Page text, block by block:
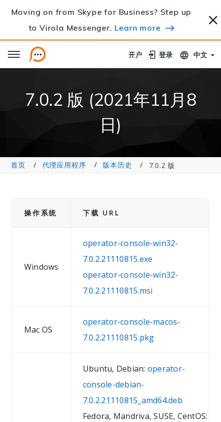
Moving on from Skype for Business? Step up
to Virola Messenger. Learn more
开户
开户 登录
登录 中文
7.0.2 版 (2021年11月8
日)
首页 代理应用程序 版本历史 7.0.2 版
操作系统 下载 URL
Windows
operator-console-win32-
7.0.2.21110815.exe
operator-console-win32-
7.0.2.21110815.msi
Mac OS
operator-console-macos-
7.0.2.21110815.pkg
Ubuntu, Debian: operator-
console-debian-
7.0.2.21110815_amd64.deb
Fedora, Mandriva, SUSE, CentOS: